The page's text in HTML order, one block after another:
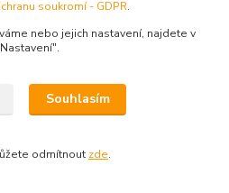
na stojatou vodu.
Skladem > 20 ks
soukromí - GDPR.
nebo jejich nastavení, najdete v
astavení".
Souhlasím
odmítnout zde.